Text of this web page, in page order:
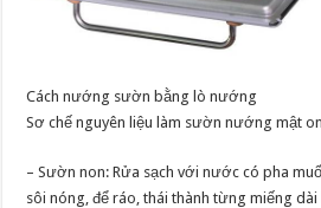
Cách nướng sườn bằng lò nướng
Sơ chế nguyên liệu làm sườn nướng mật
– Sườn non: Rửa sạch với nước có pha
sôi nóng, để ráo, thái thành từng miếng